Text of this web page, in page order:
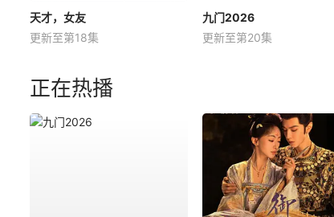
天才，女友
更新至第18集
九门2026
更新至第20集
正在热播